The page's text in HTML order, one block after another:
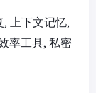
, 上下文记忆,
率工具, 私密